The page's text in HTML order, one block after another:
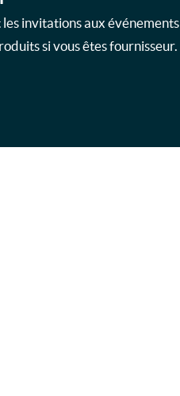
invitations aux événements
si vous êtes fournisseur.